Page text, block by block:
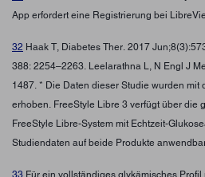
App erfordert eine Registrierung bei
32 Haak T, Diabetes Ther. 2017
388: 2254–2263. Leelarathna L, N Engl J
1487. * Die Daten dieser Studie wurden mit
erhoben. FreeStyle Libre 3 verfügt über die
FreeStyle Libre-System mit Echtzeit-
Studiendaten auf beide Produkte
33 Für ein vollständiges glykämisches